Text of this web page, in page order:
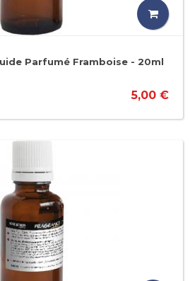
Parfumé Framboise - 20ml
5,00 €